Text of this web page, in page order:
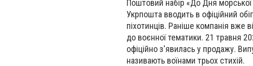
Поштовий набір «До Дня морської
Укрпошта вводить в офіційний
піхотинців. Раніше компанія вже
до воєнної тематики. 21 травня
офіційно з'явилась у продажу.
називають воїнами трьох стихій.